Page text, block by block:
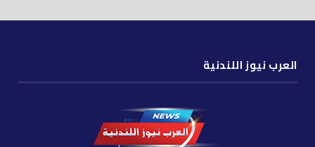
العرب نيوز اللندنية